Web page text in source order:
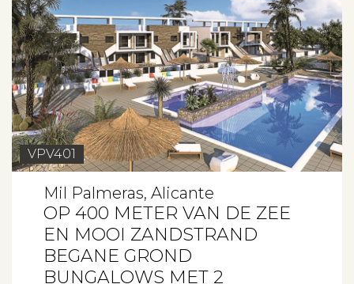
VPV401
Mil Palmeras, Alicante
OP 400 METER VAN DE ZEE
EN MOOI ZANDSTRAND
BEGANE GROND
BUNGALOWS MET 2